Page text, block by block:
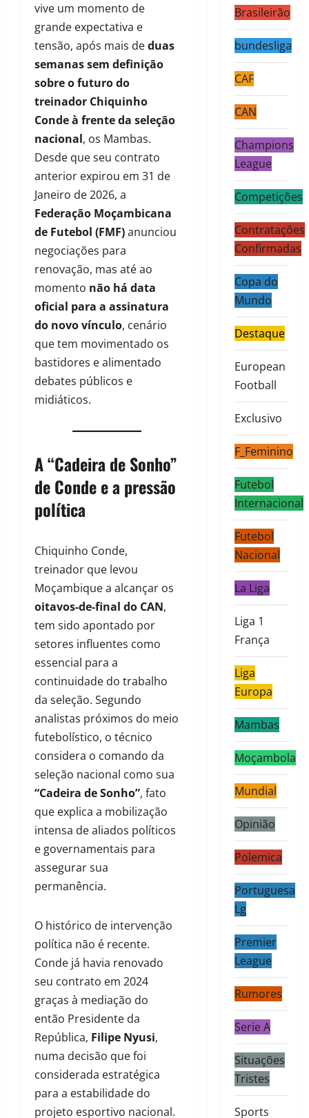
vive um momento de
grande expectativa e
tensão, após mais deduas
semanas sem definição
sobre o futuro do
treinador Chiquinho
Conde à frente da seleção
nacional, os Mambas.
Desde que seu contrato
anterior expirou em 31 de
Janeiro de 2026, a
Federação Moçambicana
de Futebol (FMF)anunciou
negociações para
renovação, mas até ao
momento não há data
oficial para a assinatura
do novo vínculo, cenário
que tem movimentado os
bastidores e alimentado
debates públicos e
midiáticos.
A “Cadeira de Sonho”
de Conde e a pressão
política
Chiquinho Conde,
treinador que levou
Moçambique a alcançar os
oitavos-de-final do CAN,
tem sido apontado por
setores influentes como
essencial para a
continuidade do trabalho
da seleção. Segundo
analistas próximos do meio
futebolístico, o técnico
considera o comando da
seleção nacional como sua
“Cadeira de Sonho”, fato
que explica a mobilização
intensa de aliados políticos
e governamentais para
assegurar sua
permanência.
O histórico de intervenção
política não é recente.
Conde já havia renovado
seu contrato em 2024
graças à mediação do
então Presidente da
República, Filipe Nyusi,
numa decisão que foi
considerada estratégica
para a estabilidade do
projeto esportivo nacional.
Brasileirão
bundesliga
CAF
CAN
Champions
League
Competições
Contratações
Confirmadas
Copa do
Mundo
Destaque
European
Football
Exclusivo
F_Feminino
Futebol
Internacional
Futebol
Nacional
La Liga
Liga 1
França
Liga
Europa
Mambas
Moçambola
Mundial
Opinião
Polemica
Portuguesa
Lg
Premier
League
Rumores
Serie A
Situações
Tristes
Sports